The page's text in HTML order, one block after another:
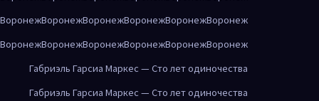
ВоронежВоронежВоронежВоронежВоронежВоронеж
ВоронежВоронежВоронежВоронежВоронежВоронеж
Габриэль Гарсиа Маркес — Сто лет одиночества
Габриэль Гарсиа Маркес — Сто лет одиночества